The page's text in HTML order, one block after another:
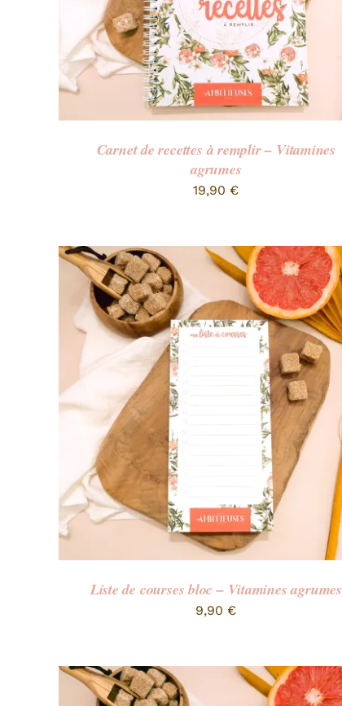
Carnet de recettes à remplir – Vitamines
agrumes
19,90 €
Liste de courses bloc – Vitamines agrumes
9,90 €